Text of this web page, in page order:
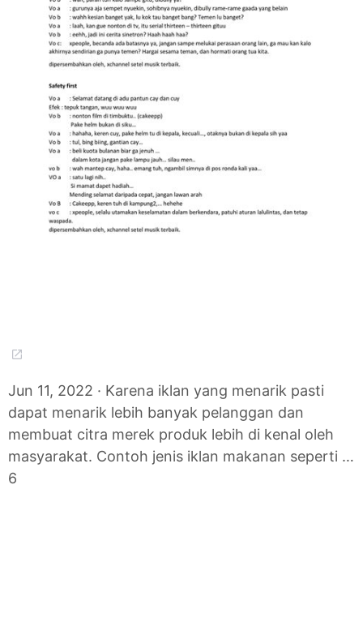
Jun 11, 2022 · Karena iklan yang menarik pasti
dapat menarik lebih banyak pelanggan dan
membuat citra merek produk lebih di kenal oleh
masyarakat. Contoh jenis iklan makanan seperti …
6